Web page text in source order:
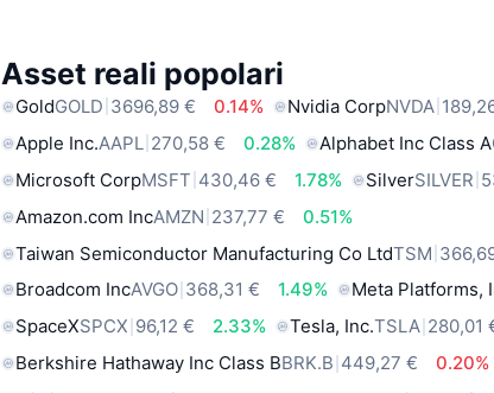
Asset reali popolari
GoldGOLD 3696,89 € 0.14% Nvidia CorpNVDA
Apple Inc.AAPL 270,58 € 0.28% Alphabet Inc Class A
Microsoft CorpMSFT 430,46 € 1.78% SilverSILVER
Amazon.com IncAMZN 237,77 €
0.51%
Taiwan Semiconductor Manufacturing Co LtdTSM
Broadcom IncAVGO 368,31 € 1.49% Meta Platforms,
SpaceXSPCX 96,12 € 2.33% Tesla, Inc.TSLA 280,01
Berkshire Hathaway Inc Class BBRK.B 449,27 €
0.20%